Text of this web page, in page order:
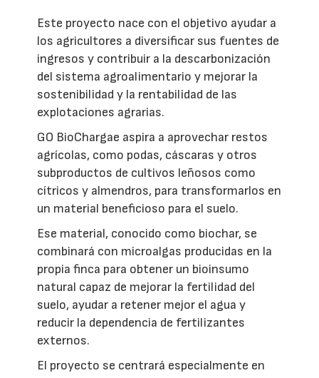
Este proyecto nace con el objetivo ayudar a
los agricultores a diversificar sus fuentes de
ingresos y contribuir a la descarbonización
del sistema agroalimentario y mejorar la
sostenibilidad y la rentabilidad de las
explotaciones agrarias.
GO BioChargae aspira a aprovechar restos
agrícolas, como podas, cáscaras y otros
subproductos de cultivos leñosos como
cítricos y almendros, para transformarlos en
un material beneficioso para el suelo.
Ese material, conocido como biochar, se
combinará con microalgas producidas en la
propia finca para obtener un bioinsumo
natural capaz de mejorar la fertilidad del
suelo, ayudar a retener mejor el agua y
reducir la dependencia de fertilizantes
externos.
El proyecto se centrará especialmente en